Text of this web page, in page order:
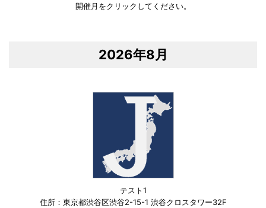
開催月をクリックしてください。
2026年8月
テスト1
住所：東京都渋谷区渋谷2-15-1 渋谷クロスタワー32F